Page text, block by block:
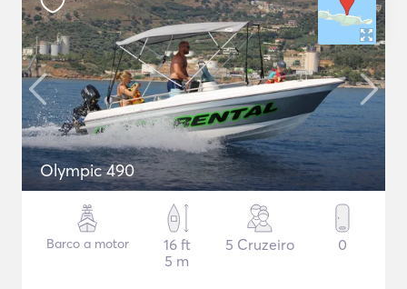
Olympic 490
Barco a motor
16 ft
5 m
5 Cruzeiro 0